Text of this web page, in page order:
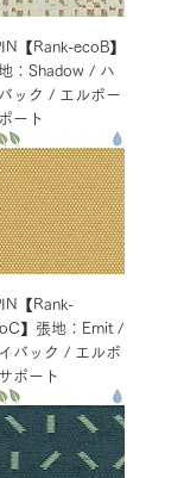
【Rank-ecoB】
：Shadow / ハ
ック / エルボー
ート
【Rank-
】張地：Emit /
バック / エルボ
ポート